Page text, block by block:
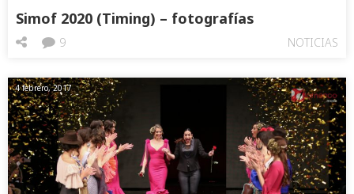
Simof 2020 (Timing) – fotografías
NOTICIAS
9
4 febrero, 2017